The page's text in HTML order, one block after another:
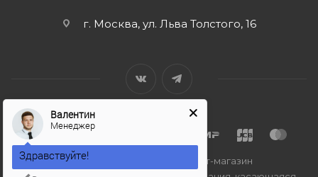
г. Москва, ул. Льва Толстого, 16
2026 © Import-bt.ru - интернет-магазин
Валентин
Менеджер
Здравствуйте!